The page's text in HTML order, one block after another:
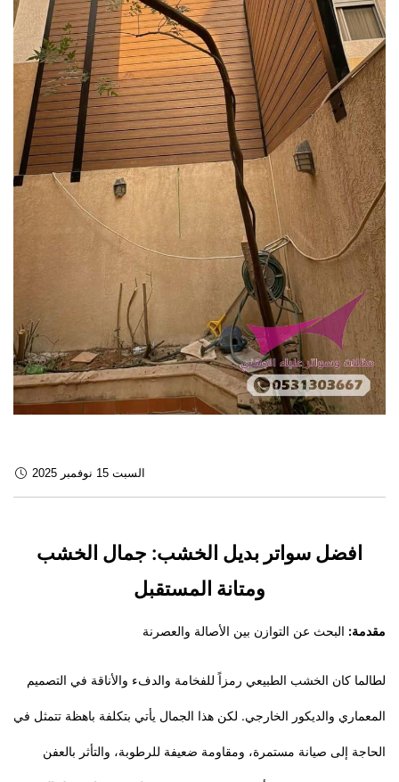
السبت 15 نوفمبر 2025
افضل سواتر بديل الخشب: جمال الخشب
ومتانة المستقبل
​مقدمة: البحث عن التوازن بين الأصالة والعصرنة
​لطالما كان الخشب الطبيعي رمزاً للفخامة والدفء والأناقة في التصميم
المعماري والديكور الخارجي. لكن هذا الجمال يأتي بتكلفة باهظة تتمثل في
الحاجة إلى صيانة مستمرة، ومقاومة ضعيفة للرطوبة، والتأثر بالعفن